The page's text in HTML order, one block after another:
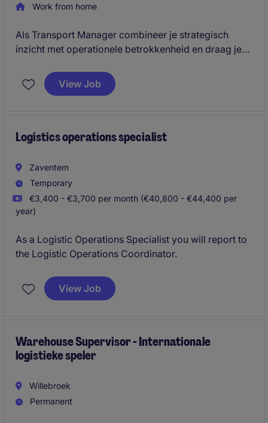
Work from home
Als Transport Manager combineer je strategisch
inzicht met operationele betrokkenheid en draag je
transportbeleid. Je ondersteunt de dagelijkse
transportactiviteiten, stuurt verbeterprojecten aan en
toekomstgerichte logistieke oplossingen te
View Job
Logistics operations specialist
Zaventem
Temporary
€3,400 - €3,700 per month (€40,800 - €44,400 per
year)
As a Logistic Operations Specialist you will report to
the Logistic Operations Coordinator.
View Job
Warehouse Supervisor - Internationale
logistieke speler
Willebroek
Permanent